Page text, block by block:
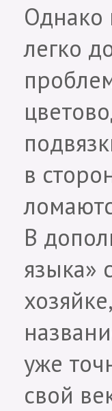
Однако
легко
в
В
языка»
уже
свой